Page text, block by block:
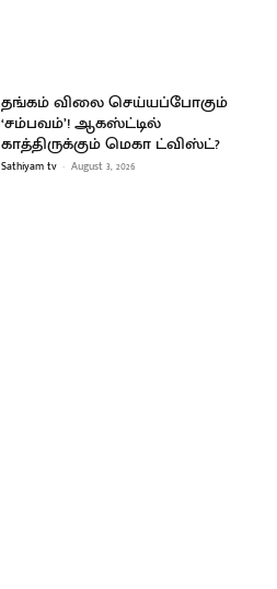
தங்கம் விலை செய்யப்போகும்
‘சம்பவம்’! ஆகஸ்ட்டில்
காத்திருக்கும் மெகா ட்விஸ்ட்?
Sathiyam tv - August 3, 2026